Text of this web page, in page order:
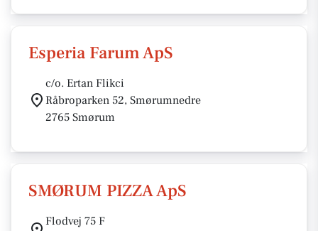
Esperia Farum ApS
c/o. Ertan Flikci
Råbroparken 52, Smørumnedre
2765 Smørum
SMØRUM PIZZA ApS
Flodvej 75 F